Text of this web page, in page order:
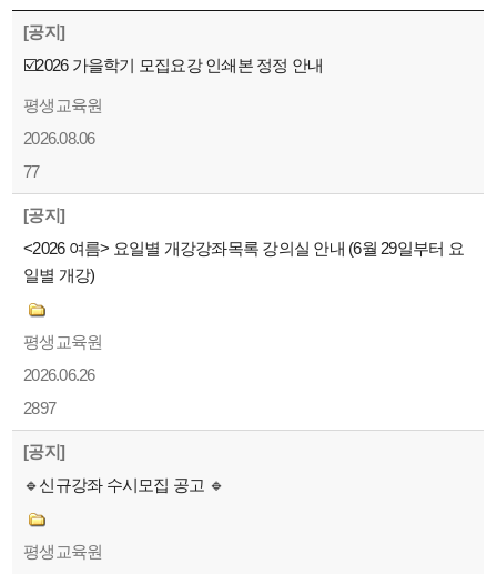
[공지]
☑️2026 가을학기 모집요강 인쇄본 정정 안내
평생교육원
2026.08.06
77
[공지]
<2026 여름> 요일별 개강강좌목록 강의실 안내 (6월 29일부터 요
일별 개강)
평생교육원
2026.06.26
2897
[공지]
🔹신규강좌 수시모집 공고 🔹
평생교육원